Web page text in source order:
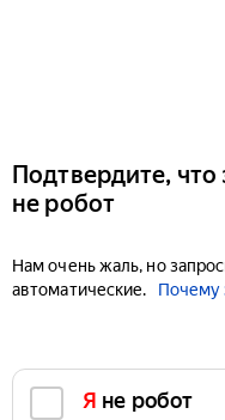
Подтвердите, что
не робот
Нам очень жаль, но
автоматические.
Почему
Я не робот